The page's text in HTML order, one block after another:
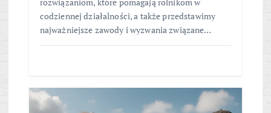
codziennej działalności, a także przedstawimy
najważniejsze zawody i wyzwania związane…